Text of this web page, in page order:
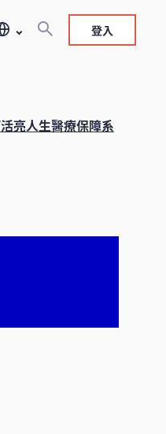
登入
亮人生醫療保障系